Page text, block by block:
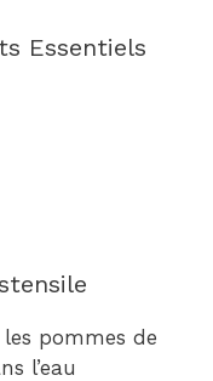
Essentiels
pommes de
l’eau